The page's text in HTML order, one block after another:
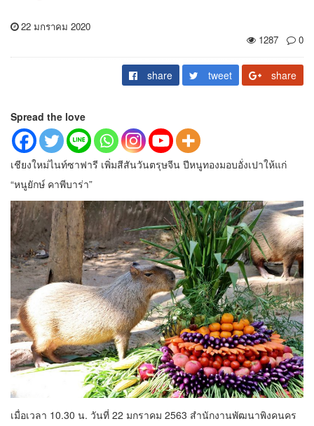
22 มกราคม 2020
1287
0
share tweet share
Spread the love
เชียงใหม่ไนท์ซาฟารี เพิ่มสีสันวันตรุษจีน ปีหนูทองมอบอั่งเปาให้แก่
“หนูยักษ์ คาพีบาร่า”
เมื่อเวลา 10.30 น. วันที่ 22 มกราคม 2563 สำนักงานพัฒนาพิงคนคร